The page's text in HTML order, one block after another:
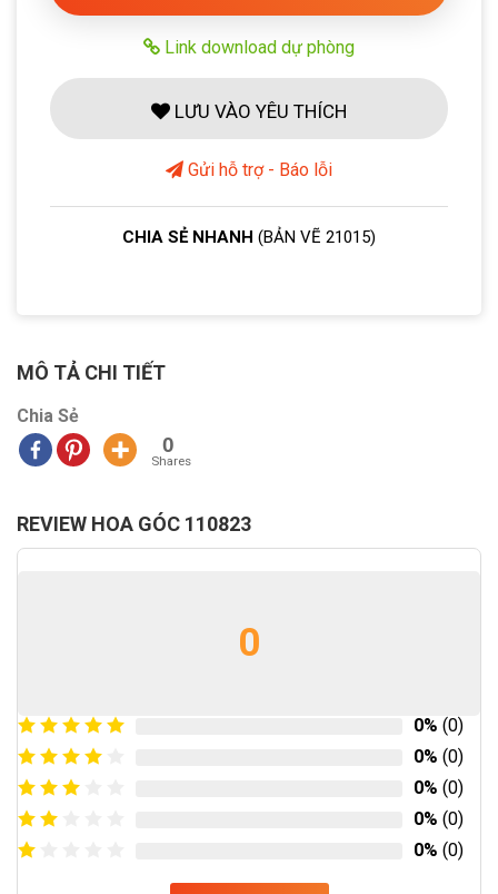
Link download dự phòng
LƯU VÀO YÊU THÍCH
Gửi hỗ trợ - Báo lỗi
CHIA SẺ NHANH (BẢN VẼ 21015)
MÔ TẢ CHI TIẾT
Chia Sẻ
0
Shares
REVIEW HOA GÓC 110823
0
0% (0)
0% (0)
0% (0)
0% (0)
0% (0)